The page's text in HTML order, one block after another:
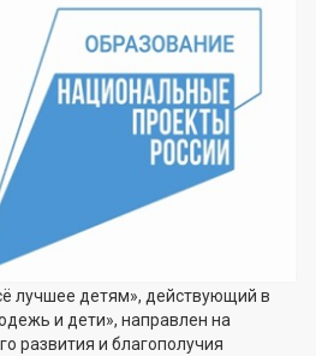
лучшее детям», действующий в
и дети», направлен на
развития и благополучия